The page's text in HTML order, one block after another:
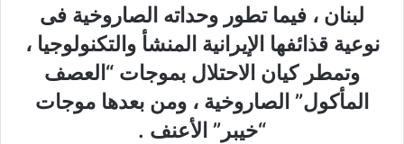
لبنان ، فيما تطور وحداته الصاروخية فى
نوعية قذائفها الإيرانية المنشأ والتكنولوجيا ،
وتمطر كيان الاحتلال بموجات “العصف
المأكول” الصاروخية ، ومن بعدها موجات
“خيبر” الأعنف .